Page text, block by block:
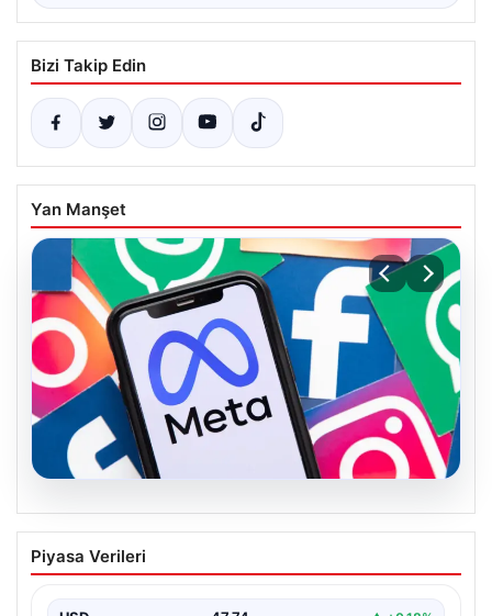
Bizi Takip Edin
Yan Manşet
07.08.2026
Meta’ya çocuk güvenliği davasında 567
milyon dolar ceza
Piyasa Verileri